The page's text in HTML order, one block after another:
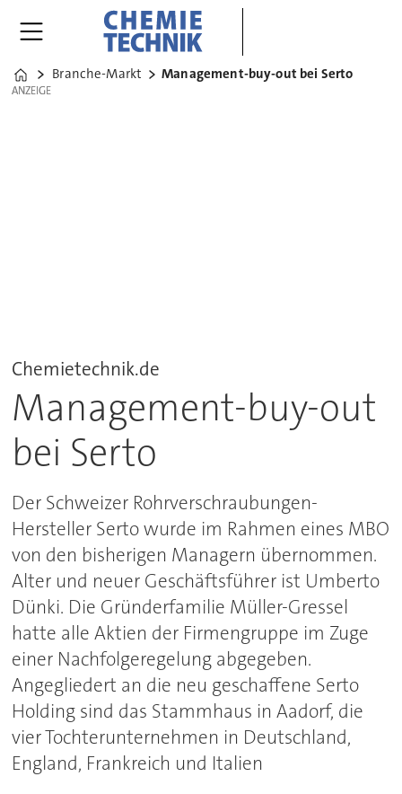
Home
Branche-Markt Management-buy-out bei Serto
ANZEIGE
ANZEIGE
Chemietechnik.de
Management-buy-out
bei Serto
Der Schweizer Rohrverschraubungen-
Hersteller Serto wurde im Rahmen eines MBO
von den bisherigen Managern übernommen.
Alter und neuer Geschäftsführer ist Umberto
Dünki. Die Gründerfamilie Müller-Gressel
hatte alle Aktien der Firmengruppe im Zuge
einer Nachfolgeregelung abgegeben.
Angegliedert an die neu geschaffene Serto
Holding sind das Stammhaus in Aadorf, die
vier Tochterunternehmen in Deutschland,
England, Frankreich und Italien